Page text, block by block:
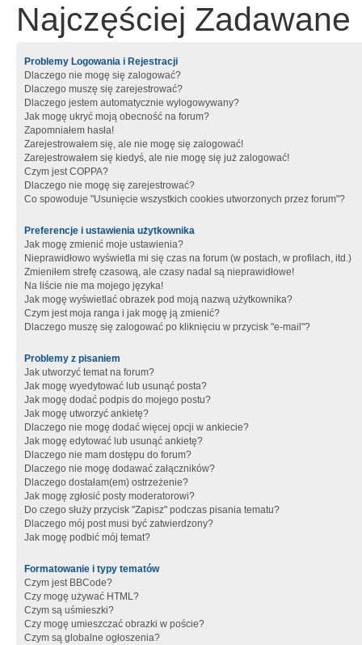
Najczęściej Zadawane
Problemy Logowania i Rejestracji
Dlaczego nie mogę się zalogować?
Dlaczego muszę się zarejestrować?
Dlaczego jestem automatycznie wylogowywany?
Jak mogę ukryć moją obecność na forum?
Zapomniałem hasła!
Zarejestrowałem się, ale nie mogę się zalogować!
Zarejestrowałem się kiedyś, ale nie mogę się już zalogować!
Czym jest COPPA?
Dlaczego nie mogę się zarejestrować?
Co spowoduje "Usunięcie wszystkich cookies utworzonych przez forum"?
Preferencje i ustawienia użytkownika
Jak mogę zmienić moje ustawienia?
Nieprawidłowo wyświetla mi się czas na forum (w postach, w profilach, itd.)
Zmieniłem strefę czasową, ale czasy nadal są nieprawidłowe!
Na liście nie ma mojego języka!
Jak mogę wyświetlać obrazek pod moją nazwą użytkownika?
Czym jest moja ranga i jak mogę ją zmienić?
Dlaczego muszę się zalogować po kliknięciu w przycisk "e-mail"?
Problemy z pisaniem
Jak utworzyć temat na forum?
Jak mogę wyedytować lub usunąć posta?
Jak mogę dodać podpis do mojego postu?
Jak mogę utworzyć ankietę?
Dlaczego nie mogę dodać więcej opcji w ankiecie?
Jak mogę edytować lub usunąć ankietę?
Dlaczego nie mam dostępu do forum?
Dlaczego nie mogę dodawać załączników?
Dlaczego dostałam(em) ostrzeżenie?
Jak mogę zgłosić posty moderatorowi?
Do czego służy przycisk "Zapisz" podczas pisania tematu?
Dlaczego mój post musi być zatwierdzony?
Jak mogę podbić mój temat?
Formatowanie i typy tematów
Czym jest BBCode?
Czy mogę używać HTML?
Czym są uśmieszki?
Czy mogę umieszczać obrazki w poście?
Czym są globalne ogłoszenia?